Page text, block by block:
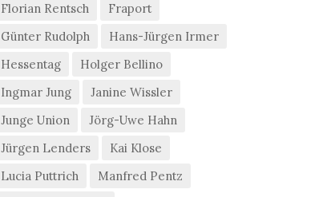
Florian Rentsch
Fraport
Günter Rudolph
Hans-Jürgen Irmer
Hessentag
Holger Bellino
Ingmar Jung
Janine Wissler
Junge Union
Jörg-Uwe Hahn
Jürgen Lenders
Kai Klose
Lucia Puttrich
Manfred Pentz